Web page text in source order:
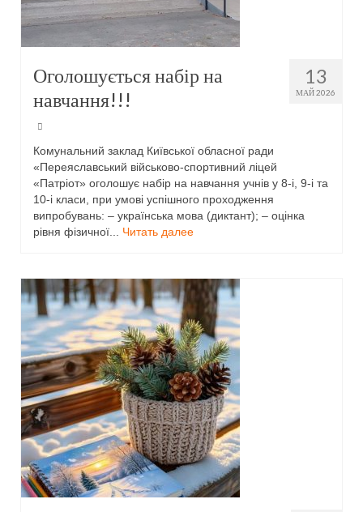
13
МАЙ 2026
Оголошується набір на
навчання!!!
Комунальний заклад Київської обласної ради
«Переяславський військово-спортивний ліцей
«Патріот» оголошує набір на навчання учнів у 8-і, 9-і та
10-і класи, при умові успішного проходження
випробувань: – українська мова (диктант); – оцінка
рівня фізичної... Читать далее